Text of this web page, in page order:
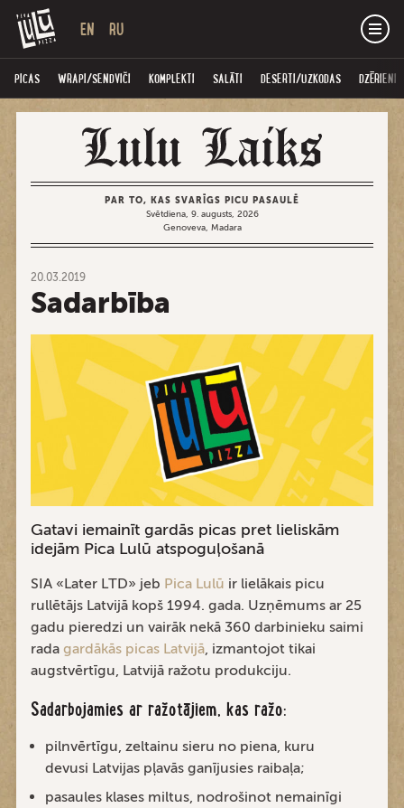
EN RU
PICAS WRAPI/SENDVIČI KOMPLEKTI SALĀTI DESERTI/UZKODAS DZĒRIENI
PAR TO, KAS SVARĪGS PICU PASAULĒ
Svētdiena, 9. augusts, 2026
Genoveva, Madara
20.03.2019
Sadarbība
Gatavi iemainīt gardās picas pret lieliskām
idejām Pica Lulū atspoguļošanā
SIA «Later LTD» jeb Pica Lulū ir lielākais picu
rullētājs Latvijā kopš 1994. gada. Uzņēmums ar 25
gadu pieredzi un vairāk nekā 360 darbinieku saimi
rada gardākās picas Latvijā, izmantojot tikai
augstvērtīgu, Latvijā ražotu produkciju.
Sadarbojamies ar ražotājiem, kas ražo:
pilnvērtīgu, zeltainu sieru no piena, kuru
devusi Latvijas pļavās ganījusies raibaļa;
pasaules klases miltus, nodrošinot nemainīgi